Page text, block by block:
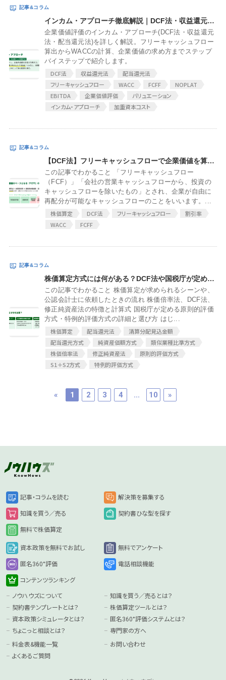
インカム・アプローチ徹底解説｜DCF法・収益還元法の計算手順と活用法
企業価値評価のインカム・アプローチ(DCF法・収益還元
法・配当還元法)を詳しく解説。フリーキャッシュフロー
算出からWACCの計算、企業価値の求め方までステップ
バイステップで紹介します。
DCF法 収益還元法
配当還元法
フリーキャッシュフロー
WACC FCFF
NOPLAT
EBITDA
企業価値評価
バリュエーション
インカム・アプローチ
加重資本コスト
【DCF法】フリーキャッシュフローで企業価値を算定する方法
この記事でわかること 「フリーキャッシュフロー
（FCF）」「会社の営業キャッシュフローから、投資の
キャッシュフローを除いたもの」とされ、企業が自由に
再配分が可能なキャッシュフローのことをいいます。...
株価算定 DCF法 フリーキャッシュフロー
割引率
WACC
FCFF
株価算定方式には何がある？DCF法や国税庁が定める方式を徹底紹介
この記事でわかること 株価算定が求められるシーンや、
公認会計士に依頼したときの流れ 株価倍率法、DCF法、
修正純資産法の特徴と計算式 国税庁が定める原則的評価
方式・特例的評価方式の詳細と選び方 はじ...
株価算定 配当還元法
清算分配見込金額
配当還元方式
純資産価額方式
類似業種比準方式
株価倍率法
修正純資産法
原則的評価方式
S1＋S2方式
特例的評価方式
« 1 2 3 4 ... 10 »
記事・コラムを読む 解決策を募集する
知識を買う／売る 契約書ひな型を探す
無料で株価算定
資本政策を無料でお試し 無料でアンケート
匿名360°評価 電話相談機能
コンテンツランキング
ノウハウズについて
知識を買う／売るとは？
契約書テンプレートとは？
株価算定ツールとは？
資本政策シミュレータとは？
匿名360°評価システムとは？
ちょこっと相談とは？
専門家の方へ
料金表&機能一覧
お問い合わせ
よくあるご質問